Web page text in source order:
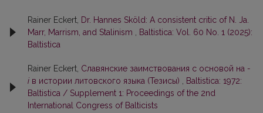
Rainer Eckert, Dr. Hannes Sköld: A consistent critic of N. Ja.
Marr, Marrism, and Stalinism
Baltistica: Vol. 60 No. 1 (2025):
Baltistica
Rainer Eckert, Славянские заимствования с основой на -
i в истории литовского языка (Тезисы)
Baltistica: 1972:
Baltistica / Supplement 1: Proceedings of the 2nd
International Congress of Balticists